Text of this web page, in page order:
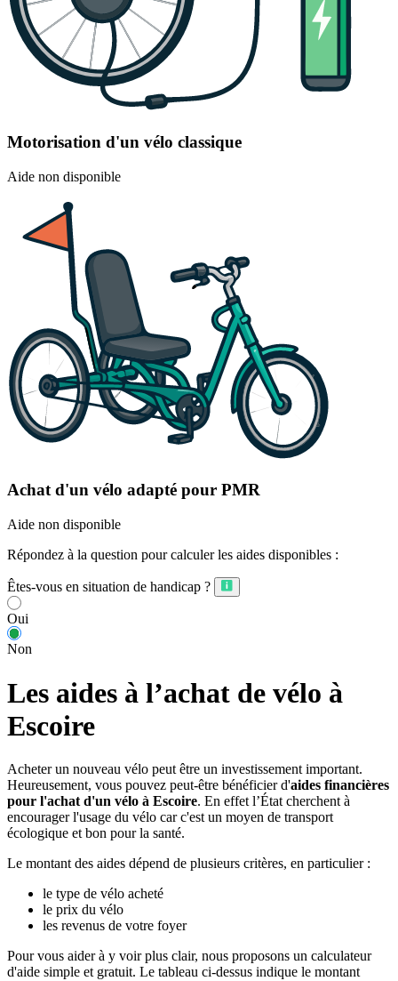
Motorisation d'un vélo classique
Aide non disponible
Achat d'un vélo adapté pour PMR
Aide non disponible
Répondez à la question pour calculer les aides disponibles :
Êtes-vous en situation de handicap ?
Oui
Non
Les aides à l’achat de vélo à
Escoire
Acheter un nouveau vélo peut être un investissement important.
Heureusement, vous pouvez peut-être bénéficier d'aides financières
pour l'achat d'un vélo à Escoire. En effet l’État cherchent à
encourager l'usage du vélo car c'est un moyen de transport
écologique et bon pour la santé.
Le montant des aides dépend de plusieurs critères, en particulier :
le type de vélo acheté
le prix du vélo
les revenus de votre foyer
Pour vous aider à y voir plus clair, nous proposons un calculateur
d'aide simple et gratuit. Le tableau ci-dessus indique le montant